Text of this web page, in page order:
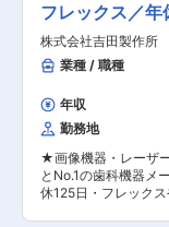
ジェクトの実績のあ
る専門家集団です。
カダという意味があ
分野を強く持ち、そ
木々をつなぎ合せた
ることを込め、設計
きる環境が、クリエ
内制度を整えており
業員の志と幸福を実
と待遇に関しては業
ります。
門知識に留まらず、
ど幅広い知識をもっ
トが求められます。 【具体的には】 商業施設の
デザイン・設計及び
見積業務 （量販店、
センター、ドラッグス
業環境： ・年休126
クあり ・時差出勤制
る】業務は自身の裁
取得しやすい社風で
「ワークライフイン
の取り組みのもとオ
が整備され、ライフ
フレックス／年
ーカー
株式会社吉田製作所
業種 / 職種
年収
勤務地
★画像機器・レーザ
とNo.1の歯科機器
休125日・フレック